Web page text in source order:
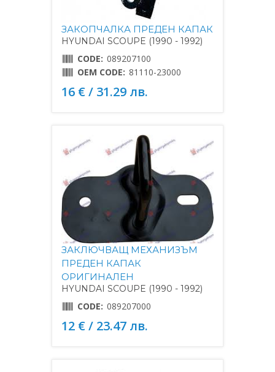
ЗАКОПЧАЛКА ПРЕДЕН КАПАК
HYUNDAI SCOUPE (1990 - 1992)
CODE: 089207100
OEM CODE: 81110-23000
16 € / 31.29 лв.
ЗАКЛЮЧВАЩ МЕХАНИЗЪМ
ПРЕДЕН КАПАК
ОРИГИНАЛЕН
HYUNDAI SCOUPE (1990 - 1992)
CODE: 089207000
12 € / 23.47 лв.